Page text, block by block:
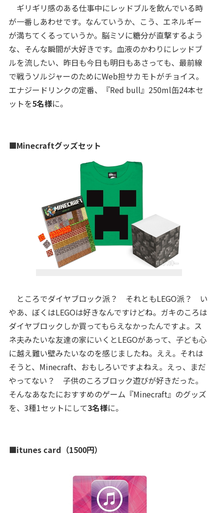
ギリギリ感のある仕事中にレッドブルを飲んでいる時
が一番しあわせです。なんていうか、こう、エネルギー
が満ちてくるっていうか。脳ミソに糖分が直撃するよう
な、そんな瞬間が大好きです。血液のかわりにレッドブ
ルを流したい、昨日も今日も明日もあさっても、最前線
で戦うソルジャーのためにWeb担サカモトがチョイス。
エナジードリンクの定番、『Red bull』250ml缶24本セ
ットを5名様に。
■Minecraftグッズセット
ところでダイヤブロック派？ それともLEGO派？ い
やあ、ぼくはLEGOは好きなんですけどね。ガキのころは
ダイヤブロックしか買ってもらえなかったんですよ。ス
ネ夫みたいな友達の家にいくとLEGOがあって、子ども心
に越え難い壁みたいなのを感じましたね。ええ。それは
そうと、Minecraft、おもしろいですよねえ。えっ、まだ
やってない？ 子供のころブロック遊びが好きだった。
そんなあなたにおすすめのゲーム『Minecraft』のグッズ
を、3種1セットにして3名様に。
■itunes card（1500円）